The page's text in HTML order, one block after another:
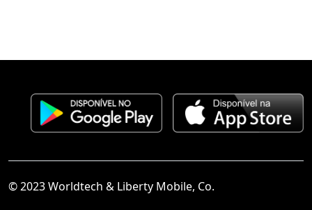
© 2023 Worldtech & Liberty Mobile, Co.